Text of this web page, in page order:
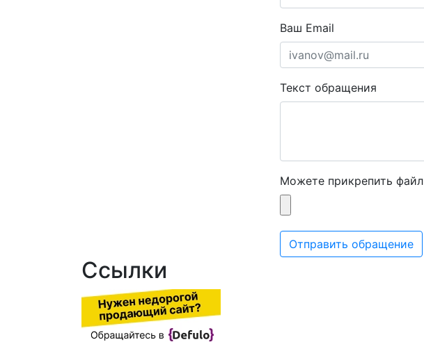
Ваш Email
Текст обращения
Можете прикрепить файл
Отправить обращение
Ссылки